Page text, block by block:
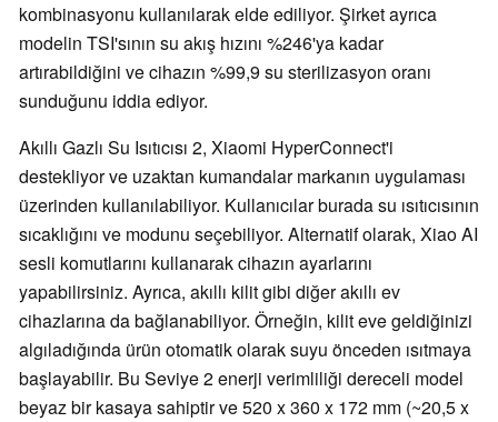
kombinasyonu kullanılarak elde ediliyor. Şirket ayrıca
modelin TSI'sının su akış hızını %246'ya kadar
artırabildiğini ve cihazın %99,9 su sterilizasyon oranı
sunduğunu iddia ediyor.
Akıllı Gazlı Su Isıtıcısı 2, Xiaomi HyperConnect'i
destekliyor ve uzaktan kumandalar markanın uygulaması
üzerinden kullanılabiliyor. Kullanıcılar burada su ısıtıcısının
sıcaklığını ve modunu seçebiliyor. Alternatif olarak, Xiao AI
sesli komutlarını kullanarak cihazın ayarlarını
yapabilirsiniz. Ayrıca, akıllı kilit gibi diğer akıllı ev
cihazlarına da bağlanabiliyor. Örneğin, kilit eve geldiğinizi
algıladığında ürün otomatik olarak suyu önceden ısıtmaya
başlayabilir. Bu Seviye 2 enerji verimliliği dereceli model
beyaz bir kasaya sahiptir ve 520 x 360 x 172 mm (~20,5 x